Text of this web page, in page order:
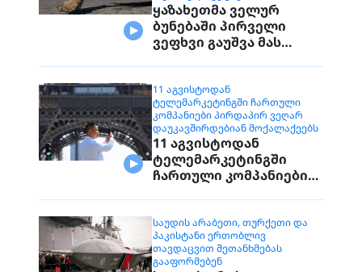
ყაზახეთმა ველურ
ბუნებაში პირველი
ვეფხვი გაუშვა მას
საერთოდ გაქრა
თურანული ვეფხვი
11 ᲐᲒᲕᲘᲡᲢᲝᲓᲐᲜ
ᲢᲔᲚᲔᲛᲐᲠᲙᲔᲢᲘᲜᲒᲨᲘ ᲩᲐᲠᲗᲣᲚᲘ
ᲙᲝᲛᲞᲐᲜᲘᲔᲑᲘ ᲞᲘᲠᲓᲐᲞᲘᲠ ᲕᲔᲦᲐᲠ
ᲓᲐᲣᲙᲐᲕᲨᲘᲠᲓᲔᲑᲘᲐᲜ ᲛᲝᲥᲐᲚᲐᲥᲔᲔᲑᲡ
11 აგვისტოდან
ტელემარკეტინგში
ჩართული კომპანიები
მოქალაქეებს
ᲡᲐᲣᲓᲘᲡ ᲐᲠᲐᲑᲔᲗᲘ, ᲗᲣᲠᲥᲔᲗᲘ ᲓᲐ
ᲞᲐᲙᲘᲡᲢᲐᲜᲘ ᲔᲠᲗᲝᲑᲚᲘᲕ
ᲗᲐᲕᲓᲐᲪᲕᲘᲗ ᲨᲔᲗᲐᲜᲮᲛᲔᲑᲐᲡ
ᲒᲐᲐᲤᲝᲠᲛᲔᲑᲔᲜ